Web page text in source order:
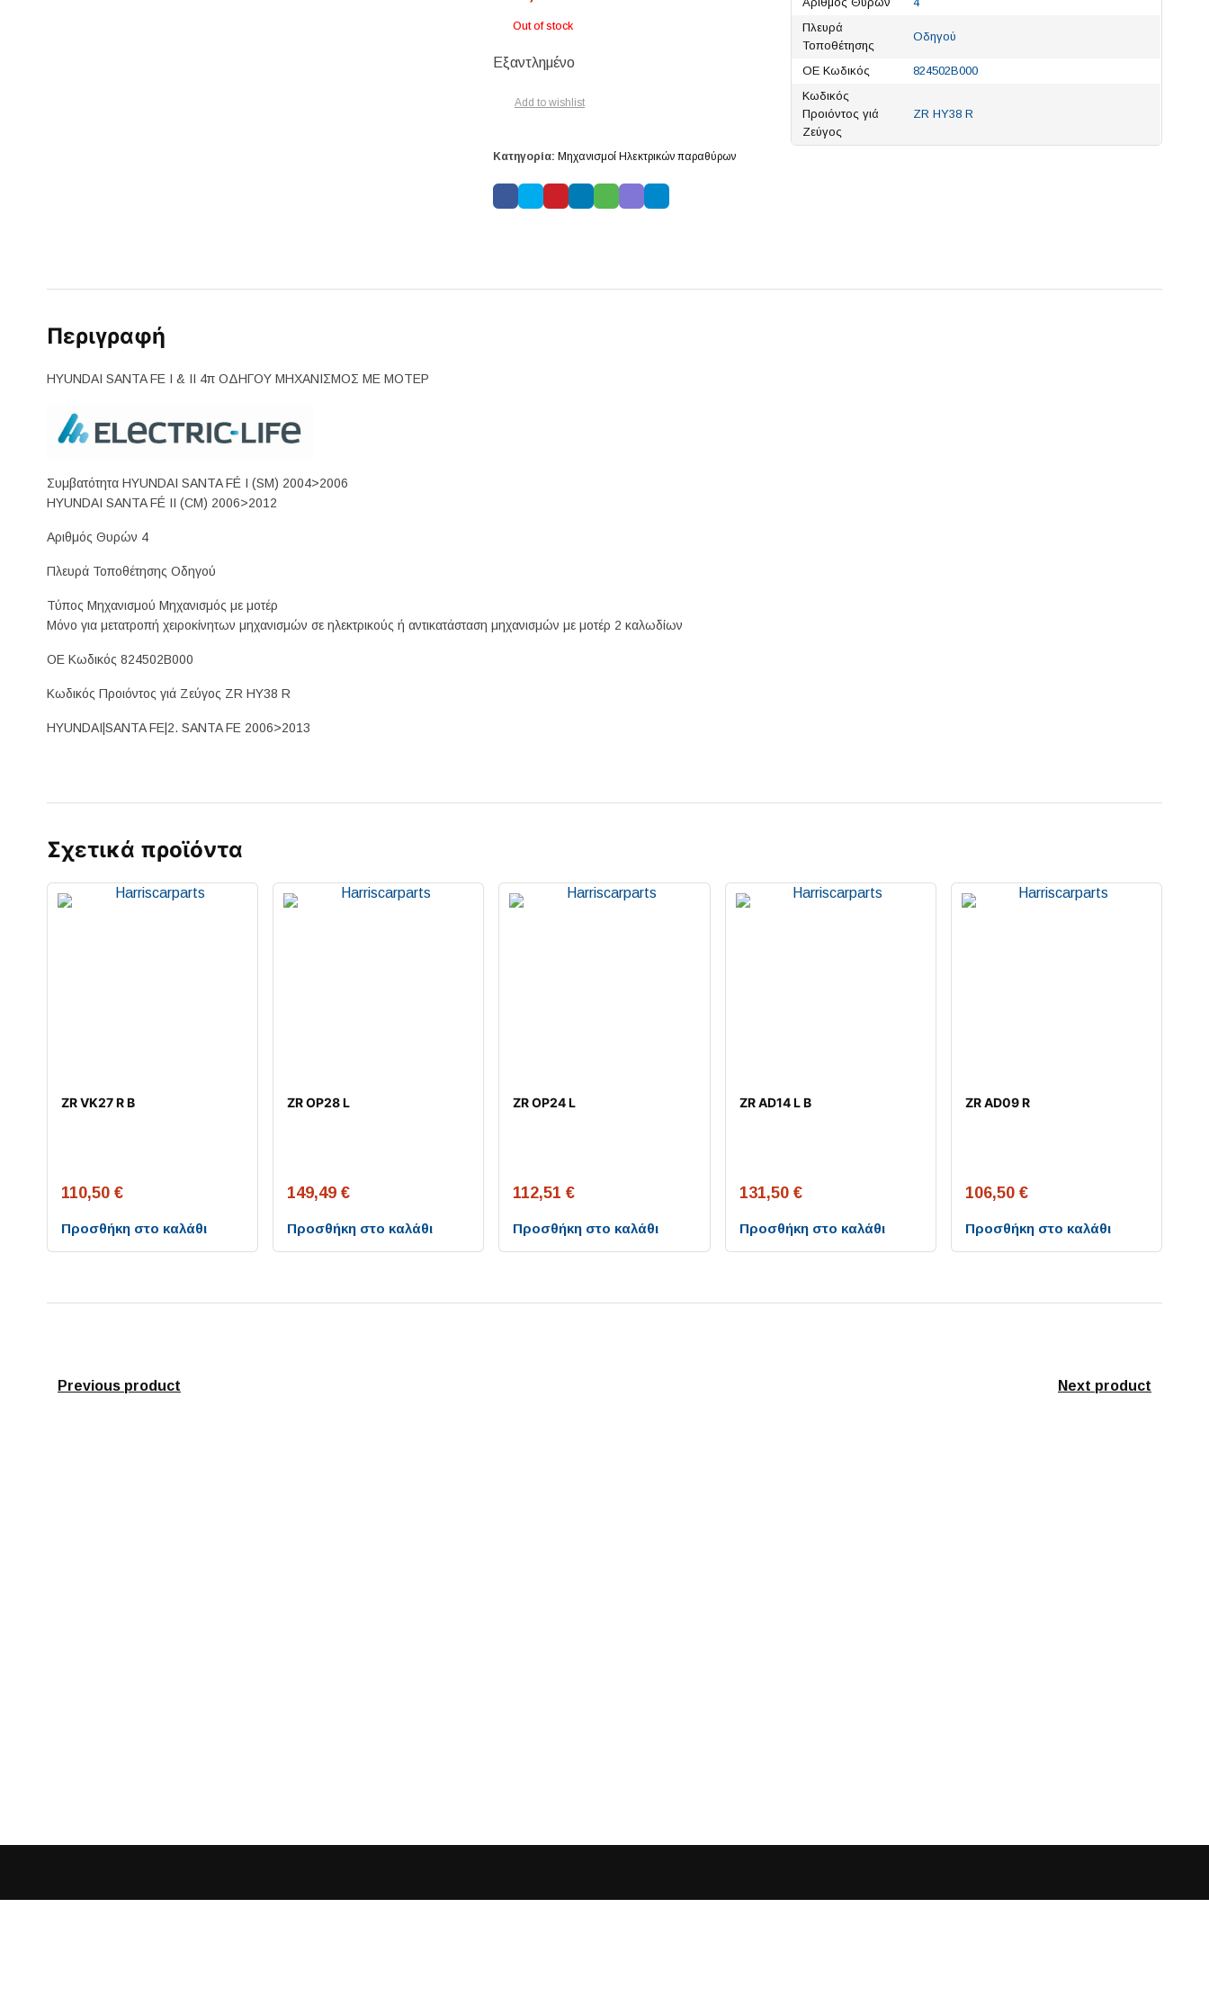
Out of stock
Εξαντλημένο
Add to wishlist
Κατηγορία: Μηχανισμοί Ηλεκτρικών παραθύρων
Πλευρά
Τοποθέτησης
Οδηγού
ΟΕ Κωδικός
824502B000
Κωδικός
Προιόντος γιά
Ζεύγος
ZR HY38 R
Περιγραφή
HYUNDAI SANTA FE I & II 4π ΟΔΗΓΟΥ ΜΗΧANIΣΜΟΣ ΜΕ ΜΟΤΕΡ
Συμβατότητα HYUNDAI SANTA FÉ I (SM) 2004>2006
HYUNDAI SANTA FÉ II (CM) 2006>2012
Αριθμός Θυρών 4
Πλευρά Τοποθέτησης Οδηγού
Τύπος Μηχανισμού Μηχανισμός με μοτέρ
Μόνο για μετατροπή χειροκίνητων μηχανισμών σε ηλεκτρικούς ή αντικατάσταση μηχανισμών με μοτέρ 2 καλωδίων
ΟΕ Κωδικός 824502B000
Κωδικός Προιόντος γιά Ζεύγος ZR HY38 R
HYUNDAI|SANTA FE|2. SANTA FE 2006>2013
Σχετικά προϊόντα
ZR VK27 R B
110,50 €
Προσθήκη στο καλάθι
ZR OP28 L
149,49€
Προσθήκη στο καλάθι
ZR OP24 L
112,51€
Προσθήκη στο καλάθι
ZR AD14 L B
131,50 €
Προσθήκη στο καλάθι
ZR AD09 R
106,50 €
Προσθήκη στο καλάθι
Previous product Next product